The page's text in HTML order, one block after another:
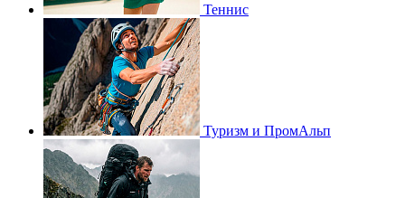
Теннис
Туризм и ПромАльп